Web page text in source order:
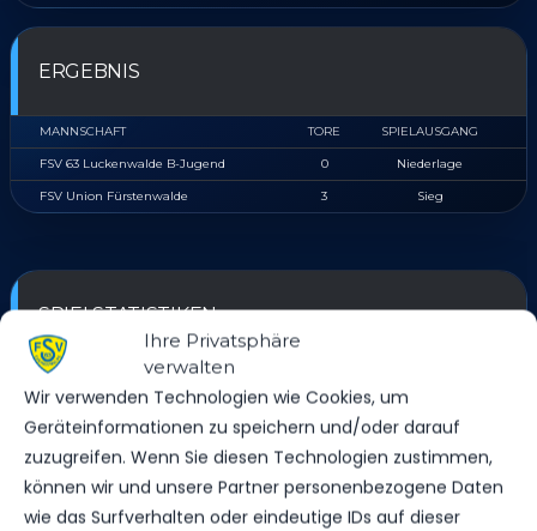
Ihre Privatsphäre
verwalten
Wir verwenden Technologien wie Cookies, um
Geräteinformationen zu speichern und/oder darauf
zuzugreifen. Wenn Sie diesen Technologien zustimmen,
können wir und unsere Partner personenbezogene Daten
wie das Surfverhalten oder eindeutige IDs auf dieser
ERGEBNIS
MANNSCHAFT TORE SPIELAUSGANG
FSV 63 Luckenwalde B-Jugend 0 Niederlage
FSV Union Fürstenwalde 3 Sieg
SPIELSTATISTIKEN
FSV 63 LUCKENWALDE B-JUGEND
VS.